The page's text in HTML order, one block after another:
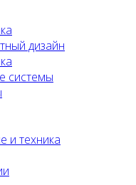
дизайн
системы
и техника